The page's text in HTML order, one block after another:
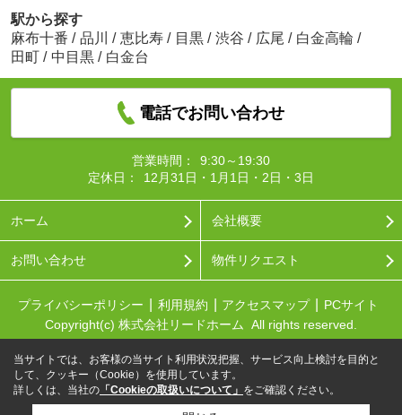
駅から探す
麻布十番 / 品川 / 恵比寿 / 目黒 / 渋谷 / 広尾 / 白金高輪 /
田町 / 中目黒 / 白金台
電話でお問い合わせ
営業時間：
9:30～19:30
定休日：
12月31日・1月1日・2日・3日
ホーム 会社概要
お問い合わせ 物件リクエスト
プライバシーポリシー 利用規約 アクセスマップ
PCサイト
Copyright(c) 株式会社リードホーム All rights reserved.
当サイトでは、お客様の当サイト利用状況把握、サービス向上検討を目的と
して、クッキー（Cookie）を使用しています。
詳しくは、当社の 「Cookieの取扱いについて」 をご確認ください。